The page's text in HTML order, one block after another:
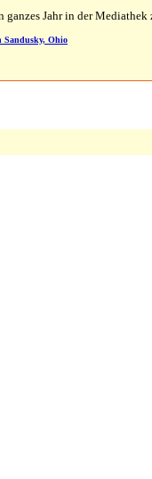
ganzes Jahr in der
Sandusky, Ohio